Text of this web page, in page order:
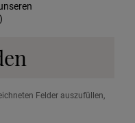
Felder auszufüllen,